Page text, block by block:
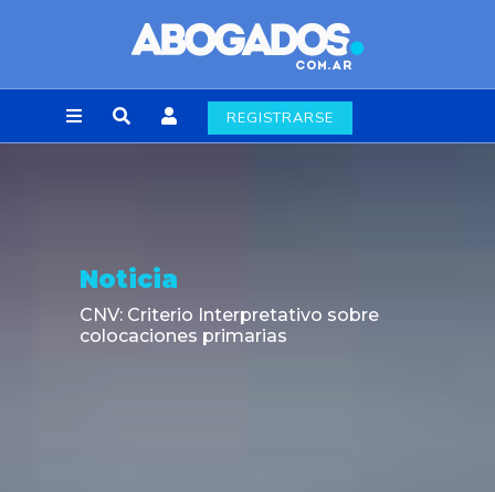
REGISTRARSE
Noticia
CNV: Criterio Interpretativo sobre
colocaciones primarias